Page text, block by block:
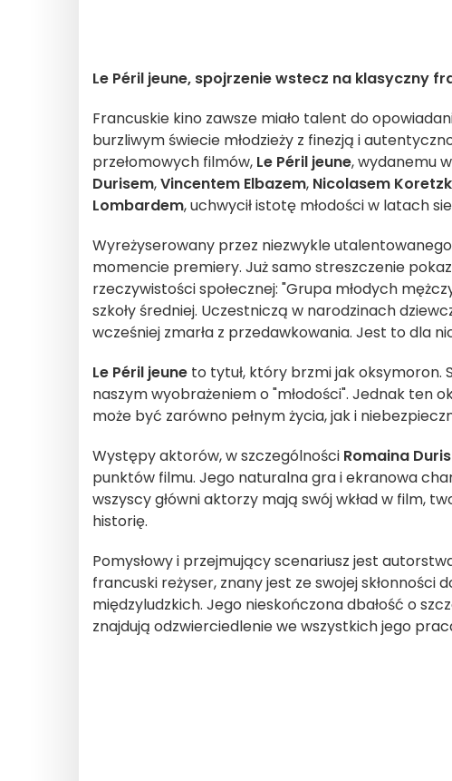
Le Péril jeune, spojrzenie wstecz na klasyczny
Francuskie kino zawsze miało talent do
burzliwym świecie młodzieży z finezją i
przełomowych filmów, Le Péril jeune, wydanemu
Durisem,Vincentem Elbazem, Nicolasem
Lombardem, uchwycił istotę młodości w latach
Wyreżyserowany przez niezwykle utalentowanego
momencie premiery. Już samo streszczenie
rzeczywistości społecznej: "Grupa młodych
szkoły średniej. Uczestniczą w narodzinach
wcześniej zmarła z przedawkowania. Jest to dla
Le Péril jeune to tytuł, który brzmi jak oksymoron.
naszym wyobrażeniem o "młodości". Jednak ten
może być zarówno pełnym życia, jak i
Występy aktorów, w szczególności Romaina
punktów filmu. Jego naturalna gra i ekranowa
wszyscy główni aktorzy mają swój wkład w film,
historię.
Pomysłowy i przejmujący scenariusz jest
francuski reżyser, znany jest ze swojej skłonności
międzyludzkich. Jego nieskończona dbałość o
znajdują odzwierciedlenie we wszystkich jego